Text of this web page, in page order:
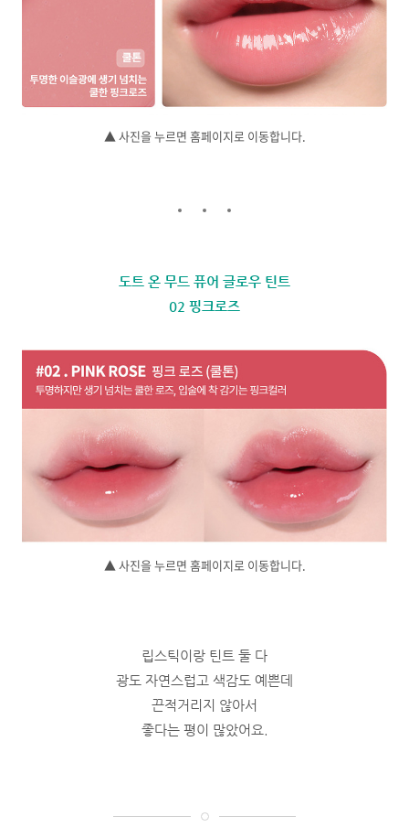
▲ 사진을 누르면 홈페이지로 이동합니다.
도트 온 무드 퓨어 글로우 틴트
02 핑크로즈
▲ 사진을 누르면 홈페이지로 이동합니다.
립스틱이랑 틴트 둘 다
광도 자연스럽고 색감도 예쁜데
끈적거리지 않아서
좋다는 평이 많았어요.